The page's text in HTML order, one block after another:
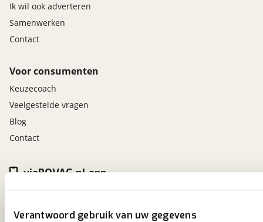
Verantwoord gebruik van uw gegevens
Ik wil ook adverteren
Samenwerken
Contact
Voor consumenten
Keuzecoach
Veelgestelde vragen
Blog
Contact
viaBOVAG.nl app
Altijd het meest recente aanbod bij de hand.